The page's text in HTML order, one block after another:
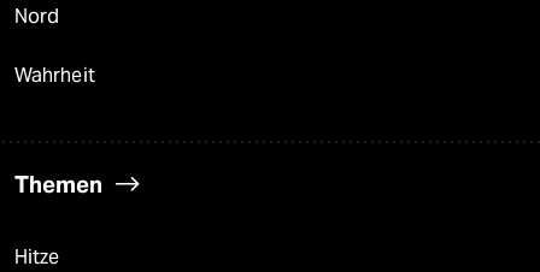
Nord
Wahrheit
Themen
Hitze